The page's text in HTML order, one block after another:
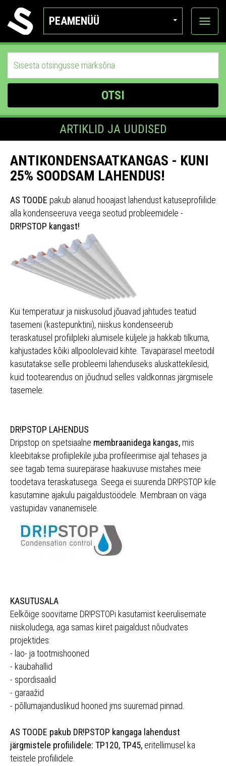
PEAMENÜÜ
Ava
OTSI
ARTIKLID JA UUDISED
ANTIKONDENSAATKANGAS - KUNI
25% SOODSAM LAHENDUS!
AS TOODE pakub alanud hooajast lahendust katuseprofiilide
alla kondenseeruva veega seotud probleemidele -
DR!PSTOP kangast!
Kui temperatuur ja niiskusolud jõuavad jahtudes teatud
tasemeni (kastepunktini), niiskus kondenseerub
teraskatusel profiilpleki alumisele küljele ja hakkab tilkuma,
kahjustades kõiki allpoololevaid kihte. Tavapärasel meetodil
kasutatakse selle probleemi lahenduseks aluskattekilesid,
kuid tootearendus on jõudnud selles valdkonnas järgmisele
tasemele.
DR!PSTOP LAHENDUS
Dripstop on spetsiaalne membraanidega kangas, mis
kleebitakse profiiplekile juba profileerimise ajal tehases ja
see tagab tema suurepärase haakuvuse mistahes meie
toodetava teraskatusega. Seega ei suurenda DR!PSTOP kile
kasutamine ajakulu paigaldustöödele. Membraan on väga
vastupidav vananemisele.
KASUTUSALA
Eelkõige soovitame DR!PSTOPi kasutamist keerulisemate
niiskoludega, aga samas kiiret paigaldust nõudvates
projektides:
- lao- ja tootmishooned
- kaubahallid
- spordisaalid
- garaažid
- põllumajanduslikud hooned jms suuremad pinnad.
AS TOODE pakub DR!PSTOP kangaga lahendust
järgmistele profiilidele: TP120, TP45, eritellimusel ka
teistele profiilidele.